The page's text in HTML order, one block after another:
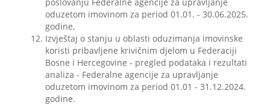
oduzetom imovinom za period 01.01. - 30.06.2025.
godine,
Izvještaj o stanju u oblasti oduzimanja imovinske
koristi pribavljene krivičnim djelom u Federaciji
Bosne i Hercegovine - pregled podataka i rezultati
analiza - Federalne agencije za upravljanje
oduzetom imovinom za period 01.01 - 31.12.2024.
godine.